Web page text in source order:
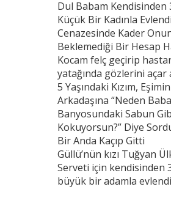
Dul Babam Kendisinden
Küçük Bir Kadınla
Cenazesinde Kader
Beklemediği Bir Hesap
Kocam felç geçirip
yatağında gözlerini açar
5 Yaşındaki Kızım,
Arkadaşına “Neden
Banyosundaki Sabun
Kokuyorsun?” Diye
Bir Anda Kaçıp Gitti
Güllü’nün kızı Tuğyan
Serveti için kendisinden
büyük bir adamla